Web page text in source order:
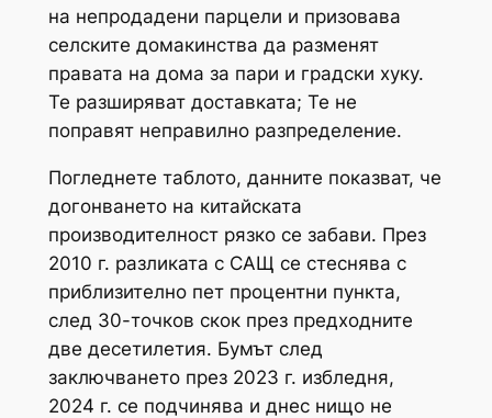
на непродадени парцели и призовава
селските домакинства да разменят
правата на дома за пари и градски хуку.
Те разширяват доставката; Те не
поправят неправилно разпределение.
Погледнете таблото, данните показват, че
догонването на китайската
производителност рязко се забави. През
2010 г. разликата с САЩ се стеснява с
приблизително пет процентни пункта,
след 30-точков скок през предходните
две десетилетия. Бумът след
заключването през 2023 г. избледня,
2024 г. се подчинява и днес нищо не